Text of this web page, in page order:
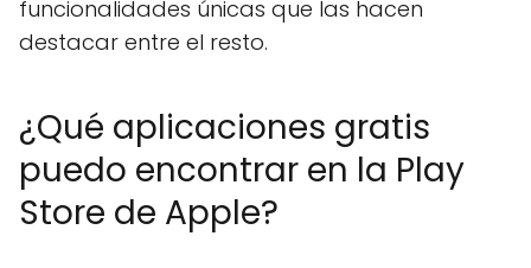
funcionalidades únicas que las hacen
destacar entre el resto.
¿Qué aplicaciones gratis
puedo encontrar en la Play
Store de Apple?